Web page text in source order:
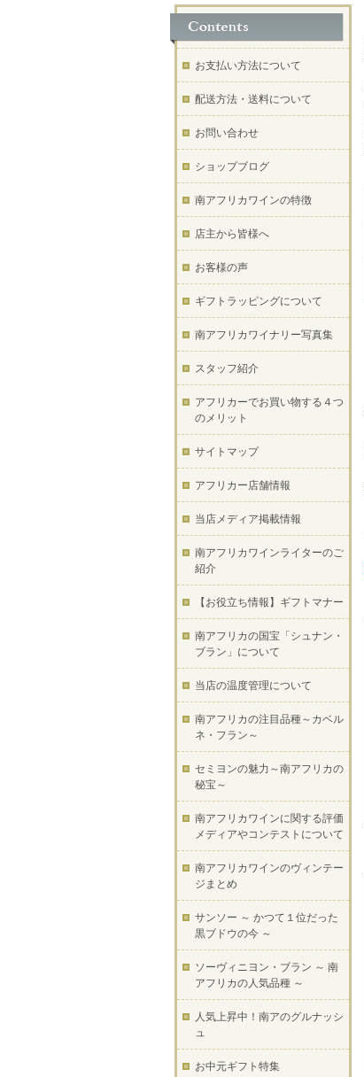
お支払い方法について
配送方法・送料について
お問い合わせ
ショップブログ
南アフリカワインの特徴
店主から皆様へ
お客様の声
ギフトラッピングについて
南アフリカワイナリー写真集
スタッフ紹介
アフリカーでお買い物する４つ
のメリット
サイトマップ
アフリカー店舗情報
当店メディア掲載情報
南アフリカワインライターのご
紹介
【お役立ち情報】ギフトマナー
南アフリカの国宝「シュナン・
ブラン」について
当店の温度管理について
南アフリカの注目品種～カベル
ネ・フラン～
セミヨンの魅力～南アフリカの
秘宝～
南アフリカワインに関する評価
メディアやコンテストについて
南アフリカワインのヴィンテー
ジまとめ
サンソー ～ かつて１位だった
黒ブドウの今 ～
ソーヴィニヨン・ブラン ～ 南
アフリカの人気品種 ～
人気上昇中！南アのグルナッシ
ュ
お中元ギフト特集